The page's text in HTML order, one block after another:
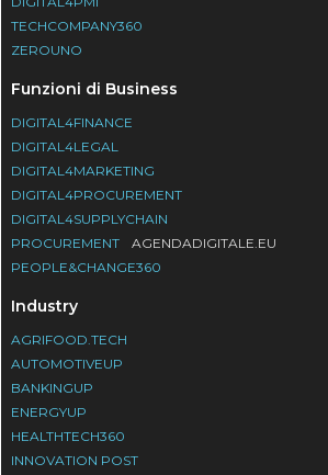
TECHCOMPANY360
ZEROUNO
Funzioni di Business
DIGITAL4FINANCE
DIGITAL4LEGAL
DIGITAL4MARKETING
DIGITAL4PROCUREMENT
DIGITAL4SUPPLYCHAIN
PROCUREMENT
AGENDADIGITALE.EU
PEOPLE&CHANGE360
Industry
AGRIFOOD.TECH
AUTOMOTIVEUP
BANKINGUP
ENERGYUP
HEALTHTECH360
INNOVATION POST